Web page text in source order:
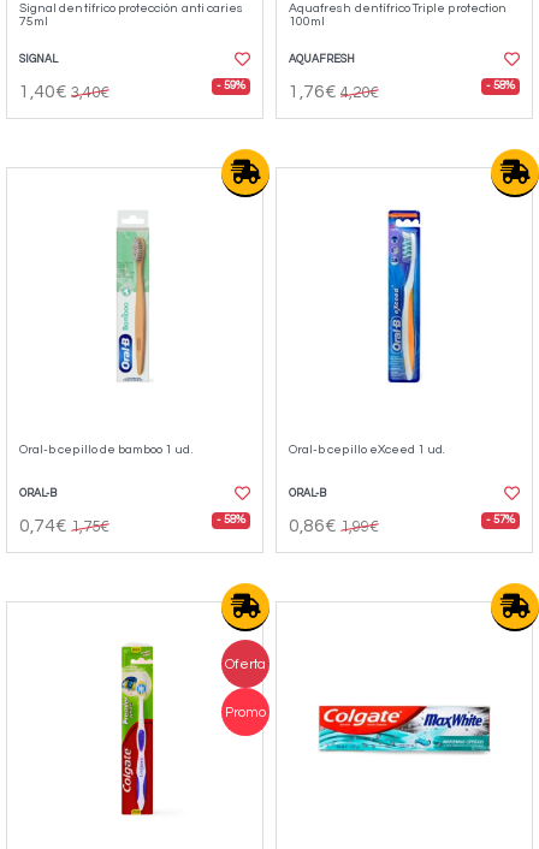
Signal dentífrico protección anti caries
75ml
SIGNAL
1,40€ 3,40€ - 59%
Aquafresh dentífrico Triple protection
100ml
AQUAFRESH
1,76€ 4,20€ - 58%
Oral-b cepillo de bamboo 1 ud.
ORAL-B
0,74€ 1,75€ - 58%
Oral-b cepillo eXceed 1 ud.
ORAL-B
0,86€ 1,99€ - 57%
Oferta
Promo